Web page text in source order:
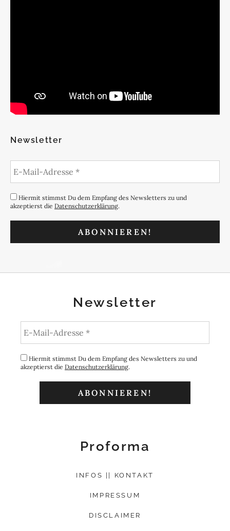
Newsletter
Hiermit stimmst Du dem Empfang des Newsletters zu und
akzeptierst die Datenschutzerklärung.
Newsletter
Hiermit stimmst Du dem Empfang des Newsletters zu und
akzeptierst die Datenschutzerklärung.
Proforma
INFOS || KONTAKT
IMPRESSUM
DISCLAIMER